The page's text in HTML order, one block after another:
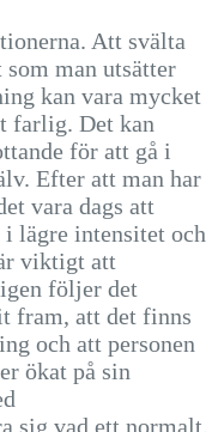
Att svälta
man utsätter
kan vara mycket
farlig. Det kan
för att gå i
Efter att man har
vara dags att
lägre intensitet och
viktigt att
följer det
fram, att det finns
och att personen
ökat på sin
sig vad ett normalt,